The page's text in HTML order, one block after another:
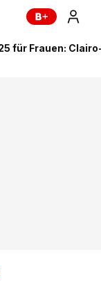
für Frauen: